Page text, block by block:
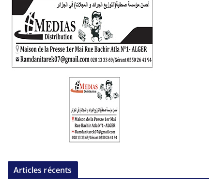
Articles récents